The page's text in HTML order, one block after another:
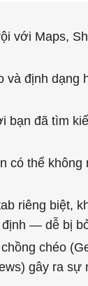
với Maps,
và định dạng
bạn đã tìm
có thể không
riêng biệt,
định — dễ bị
chéo
gây ra sự